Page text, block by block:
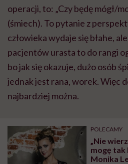
operacji, to: „Czy będę mógł/
(śmiech). To pytanie z
człowieka wydaje się błahe,
pacjentów urasta to do rangi
bo jak się okazuje, dużo osób
jednak jest rana, worek. Więc
najbardziej można.
POLECAMY
„Nie
mogę tak
Monika